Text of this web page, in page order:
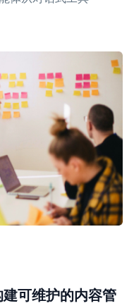
可维护的内容管